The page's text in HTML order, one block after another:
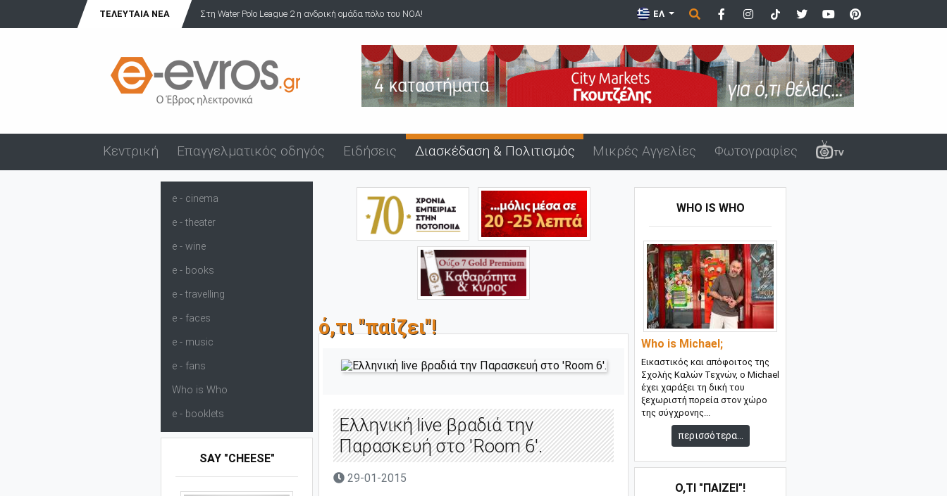
ΤΕΛΕΥΤΑΊΑ ΝΈΑ Στη Water Polo League 2 η ανδρική ομάδα πόλο του ΝΟΑ! ΕΛ
Κεντρική Επαγγελματικός οδηγός Ειδήσεις Διασκέδαση & Πολιτισμός Μικρές Αγγελίες Φωτογραφίες
e - cinema
e - theater
e - wine
e - books
e - travelling
e - faces
e - music
e - fans
Who is Who
e - booklets
SAY "CHEESE"
ό,τι "παίζει"!
Ελληνική live βραδιά την
Παρασκευή στο 'Room 6'.
29-01-2015
WHO IS WHO
Who is Michael;
Εικαστικός και απόφοιτος της
Σχολής Καλών Τεχνών, ο Michael
έχει χαράξει τη δική του
ξεχωριστή πορεία στον χώρο
της σύγχρονης...
περισσότερα...
Ό,ΤΙ "ΠΑΊΖΕΙ"!